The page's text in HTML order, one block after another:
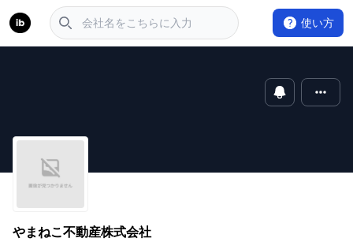
使い方
やまねこ不動産株式会社